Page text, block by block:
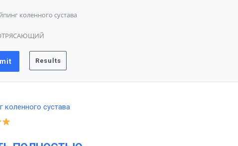
коленного сустава